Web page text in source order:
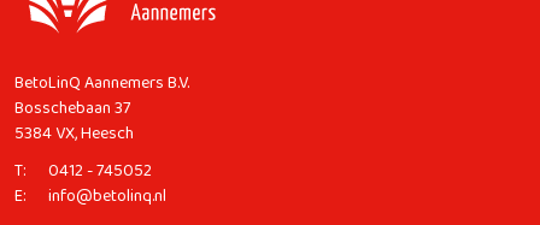
BetoLinQ Aannemers B.V.
Bosschebaan 37
5384 VX, Heesch
T: 0412 - 745052
E: info@betolinq.nl